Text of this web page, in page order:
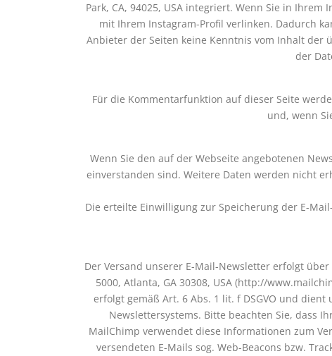
Park, CA, 94025, USA integriert. Wenn Sie in
mit Ihrem Instagram-Profil verlinken. Dadurch
Anbieter der Seiten keine Kenntnis vom Inhalt
der
Für die Kommentarfunktion auf dieser Seite
und, wenn
Wenn Sie den auf der Webseite angebotenen
einverstanden sind. Weitere Daten werden nicht
Die erteilte Einwilligung zur Speicherung der E-
Der Versand unserer E-Mail-Newsletter erfolgt über
5000, Atlanta, GA 30308, USA (http://
erfolgt gemäß Art. 6 Abs. 1 lit. f DSGVO und
Newslettersystems. Bitte beachten Sie, dass
MailChimp verwendet diese Informationen zum
versendeten E-Mails sog. Web-Beacons bzw.